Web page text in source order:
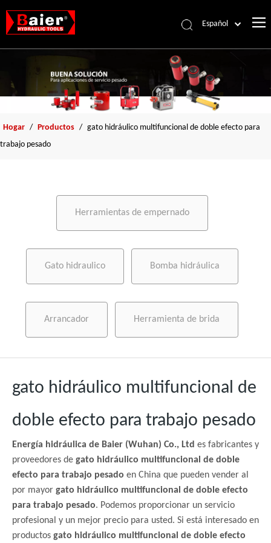
Español
Français
العربية
English
Hogar / Productos / gato hidráulico multifuncional de doble efecto para
trabajo pesado
Herramientas de empernado
Gato hidraulico Bomba hidráulica
Arrancador Herramienta de brida
gato hidráulico multifuncional de
doble efecto para trabajo pesado
Energía hidráulica de Baier (Wuhan) Co., Ltd es fabricantes y
proveedores de gato hidráulico multifuncional de doble
efecto para trabajo pesado en China que pueden vender al
por mayor gato hidráulico multifuncional de doble efecto
para trabajo pesado. Podemos proporcionar un servicio
profesional y un mejor precio para usted. Si está interesado en
productos gato hidráulico multifuncional de doble efecto